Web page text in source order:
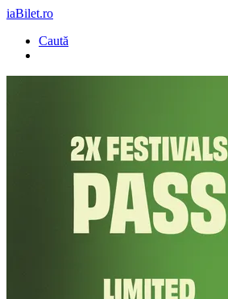
iaBilet.ro
Caută